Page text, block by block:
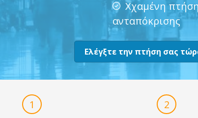
Χχαμένη
ανταπόκρισης
Ελέγξτε την πτήση σας
1
2